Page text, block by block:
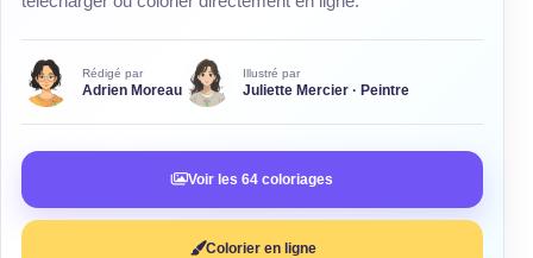
Rédigé par
Adrien Moreau
Illustré par
Juliette Mercier · Peintre
Voir les 64 coloriages
Colorier en ligne